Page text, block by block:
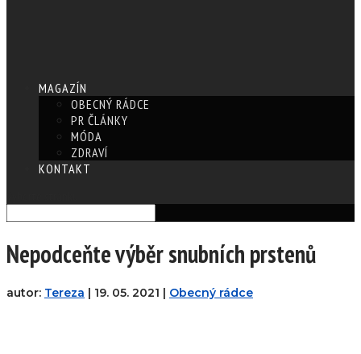
MAGAZÍN
OBECNÝ RÁDCE
PR ČLÁNKY
MÓDA
ZDRAVÍ
KONTAKT
Nepodceňte výběr snubních prstenů
autor: Tereza | 19. 05. 2021 | Obecný rádce